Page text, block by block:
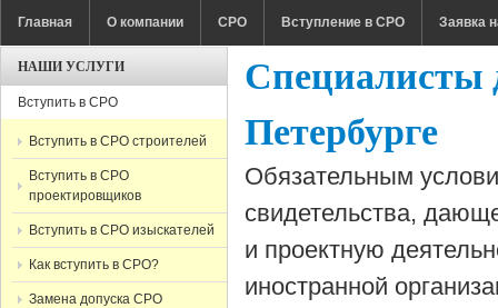
Главная О компании СРО Вступление в СРО Заявка
Специалисты
Петербурге
Обязательным
свидетельства,
и проектную
иностранной
НАШИ УСЛУГИ
Вступить в СРО
Вступить в СРО строителей
Вступить в СРО
проектировщиков
Вступить в СРО изыскателей
Как вступить в СРО?
Замена допуска СРО